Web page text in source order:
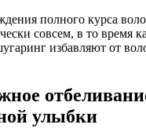
полного курса
совсем, в то время
избавляют от
улыбки